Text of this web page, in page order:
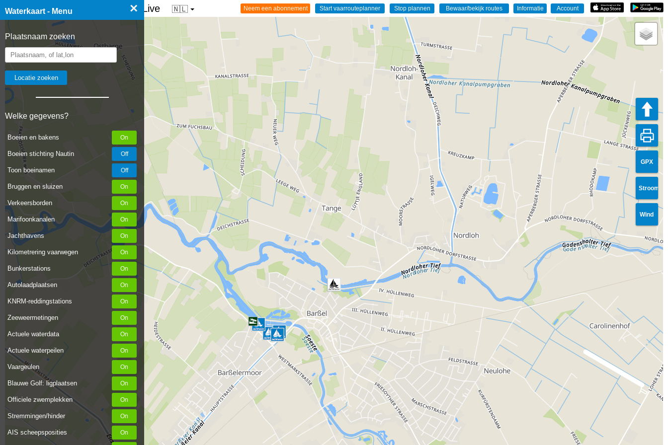
Waterkaart - Menu ×
Plaatsnaam zoeken
Welke gegevens?
Boeien en bakens
Boeien stichting Nautin
Toon boeinamen
Bruggen en sluizen
Verkeersborden
Marifoonkanalen
Jachthavens
Kilometrering vaarwegen
Bunkerstations
Autolaadplaatsen
KNRM-reddingstations
Zeeweermetingen
Actuele waterdata
Actuele waterpeilen
Vaargeulen
Blauwe Golf: ligplaatsen
Officiele zwemplekken
Stremmingen/hinder
AIS scheepsposities
☰ Waterkaart van Nederland - Live 🇳🇱
GPX
Stroom
Wind